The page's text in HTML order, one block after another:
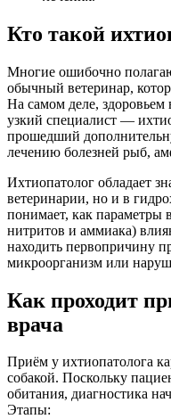
Кто такой
Многие ошибочно
обычный ветеринар,
На самом деле, здоровьем
узкий специалист —
прошедший
лечению болезней рыб,
Ихтиопатолог обладает
ветеринарии, но и в
понимает, как параметры
нитритов и аммиака)
находить первопричину
микроорганизм или
Как проходит
врача
Приём у ихтиопатолога
собакой. Поскольку
обитания, диагностика
Этапы: